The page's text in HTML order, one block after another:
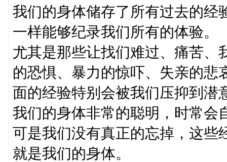
我们的身体储存了所有过去的经
一样能够纪录我们所有的体验。
尤其是那些让找们难过、痛苦、
的恐惧、暴力的惊吓、失亲的悲
面的经验特别会被我们压抑到潜
我们的身体非常的聪明，时常会
可是我们没有真正的忘掉，这些
就是我们的身体。